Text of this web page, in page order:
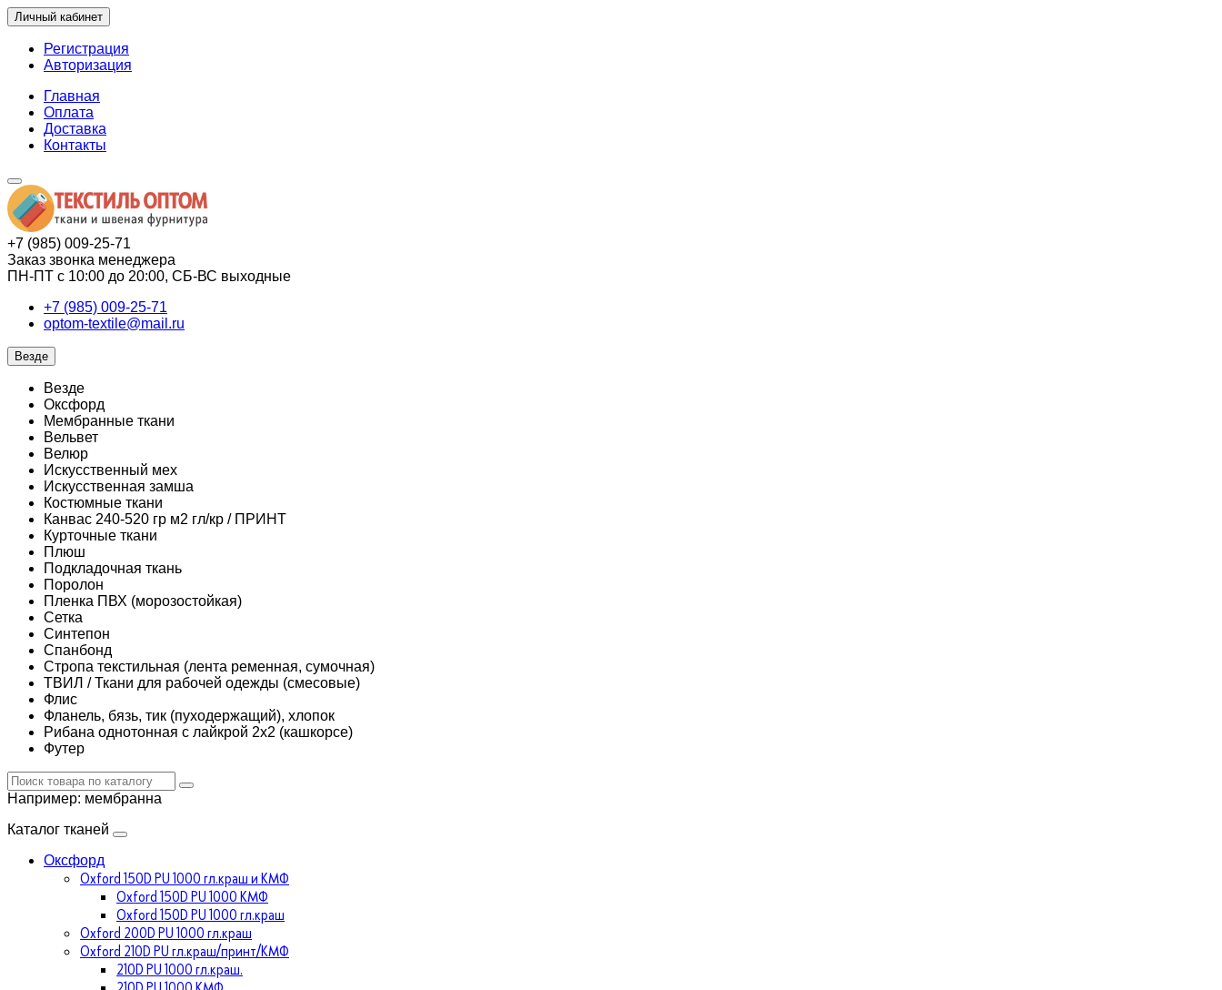
Личный кабинет
Регистрация
Авторизация
Главная
Оплата
Доставка
Контакты
+7 (985) 009-25-71
Заказ звонка менеджера
ПН-ПТ с 10:00 до 20:00, СБ-ВС выходные
+7 (985) 009-25-71
optom-textile@mail.ru
Везде
Везде
Оксфорд
Мембранные ткани
Вельвет
Велюр
Искусственный мех
Искусственная замша
Костюмные ткани
Канвас 240-520 гр м2 гл/кр / ПРИНТ
Курточные ткани
Плюш
Подкладочная ткань
Поролон
Пленка ПВХ (морозостойкая)
Сетка
Синтепон
Спанбонд
Стропа текстильная (лента ременная, сумочная)
ТВИЛ / Ткани для рабочей одежды (смесовые)
Флис
Фланель, бязь, тик (пуходержащий), хлопок
Рибана однотонная с лайкрой 2х2 (кашкорсе)
Футер
Например: мембранна
Каталог тканей
Оксфорд
Oxford 150D PU 1000 гл.краш и КМФ
Oxford 150D PU 1000 КМФ
Oxford 150D PU 1000 гл.краш
Oxford 200D PU 1000 гл.краш
Oxford 210D PU гл.краш/принт/КМФ
210D PU 1000 гл.краш.